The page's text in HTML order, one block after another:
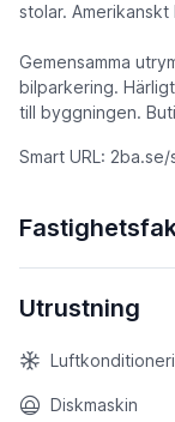
stolar.
Gemensamma
bilparkering.
till byggningen.
Smart URL:
Utrustning
Diskmaskin